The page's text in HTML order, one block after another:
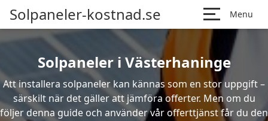
Solpaneler-kostnad.se Menu
Solpaneler i Västerhaninge
Att installera solpaneler kan kännas som en stor uppgift –
särskilt när det gäller att jämföra offerter. Men om du
följer denna guide och använder vår offerttjänst får du den